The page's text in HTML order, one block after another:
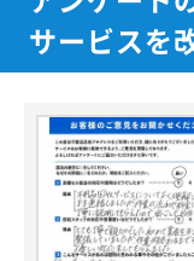
サービスを